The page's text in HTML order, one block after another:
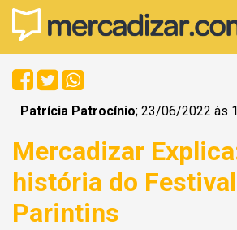
Patrícia Patrocínio; 23/06/2022 às
Mercadizar
história do
Parintins